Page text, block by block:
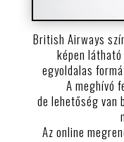
British Airways
képen
egyoldalas
A meghívó
de lehetőség van
Az online